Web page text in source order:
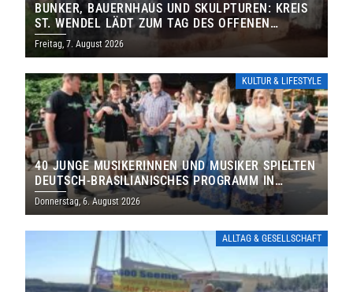
BUNKER, BAUERNHAUS UND SKULPTUREN: KREIS
ST. WENDEL LÄDT ZUM TAG DES OFFENEN
DENKMALS EIN
Freitag, 7. August 2026
KULTUR & LIFESTYLE
40 JUNGE MUSIKERINNEN UND MUSIKER SPIELTEN
DEUTSCH-BRASILIANISCHES PROGRAMM IN
THOLEY
Donnerstag, 6. August 2026
ALLTAG & GESELLSCHAFT